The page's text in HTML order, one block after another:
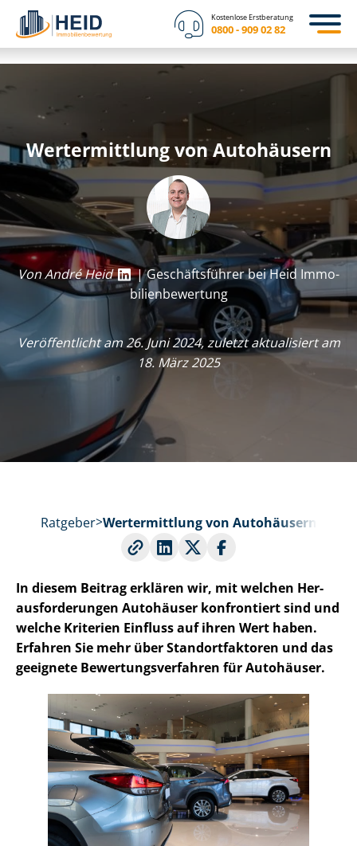
Kostenlose Erstberatung
0800 - 909 02 82
Wertermittlung von Autohäusern
Von André Heid
| Geschäftsführer bei Heid Im­mo­
bi­li­en­be­wer­tung
Veröffentlicht am 26. Juni 2024, zuletzt aktualisiert am
18. März 2025
Ratgeber Wertermittlung von Autohäusern
In diesem Beitrag erklären wir, mit welchen Her­
aus­for­de­run­gen Autohäuser konfrontiert sind und
welche Kriterien Einfluss auf ihren Wert haben.
Erfahren Sie mehr über Stand­ort­fak­to­ren und das
geeignete Be­wer­tungs­ver­fah­ren für Autohäuser.